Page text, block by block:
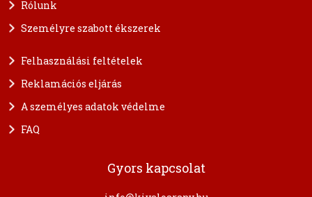
Rólunk
Személyre szabott ékszerek
Felhasználási feltételek
Reklamációs eljárás
A személyes adatok védelme
FAQ
Gyors kapcsolat